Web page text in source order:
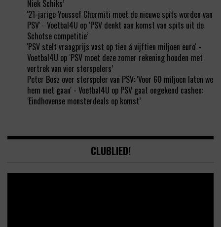
Niek Schiks’
'21-jarige Youssef Chermiti moet de nieuwe spits worden van
PSV' - Voetbal4U op ‘PSV denkt aan komst van spits uit de
Schotse competitie’
'PSV stelt vraagprijs vast op tien á vijftien miljoen euro' -
Voetbal4U op ‘PSV moet deze zomer rekening houden met
vertrek van vier sterspelers’
Peter Bosz over sterspeler van PSV: 'Voor 60 miljoen laten we
hem niet gaan' - Voetbal4U op PSV gaat ongekend cashen:
‘Eindhovense monsterdeals op komst’
CLUBLIED!